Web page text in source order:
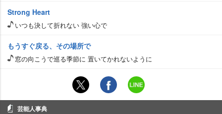
Strong Heart
いつも決して折れない 強い心で
もうすぐ戻る、その場所で
窓の向こうで巡る季節に 置いてかれないように
芸能人事典